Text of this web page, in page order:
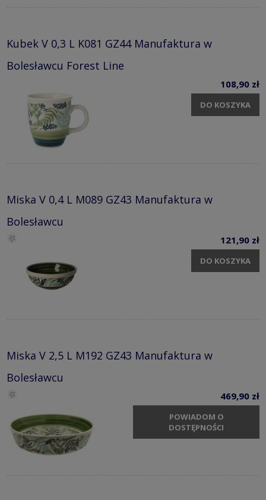
Kubek V 0,3 L K081 GZ44 Manufaktura w
Bolesławcu Forest Line
108,90 zł
DO KOSZYKA
Miska V 0,4 L M089 GZ43 Manufaktura w
Bolesławcu
121,90 zł
DO KOSZYKA
Miska V 2,5 L M192 GZ43 Manufaktura w
Bolesławcu
469,90 zł
POWIADOM O
DOSTĘPNOŚCI